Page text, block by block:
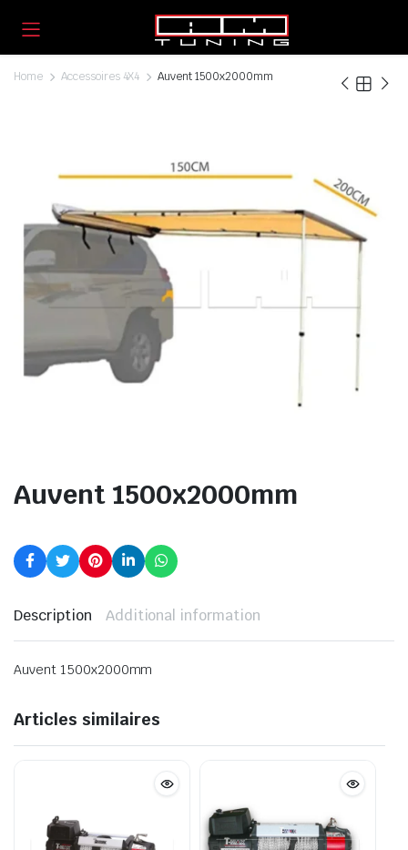
Home Accessoires 4X4 Auvent 1500x2000mm
Auvent 1500x2000mm
Description Additional information
Auvent 1500x2000mm
Articles similaires